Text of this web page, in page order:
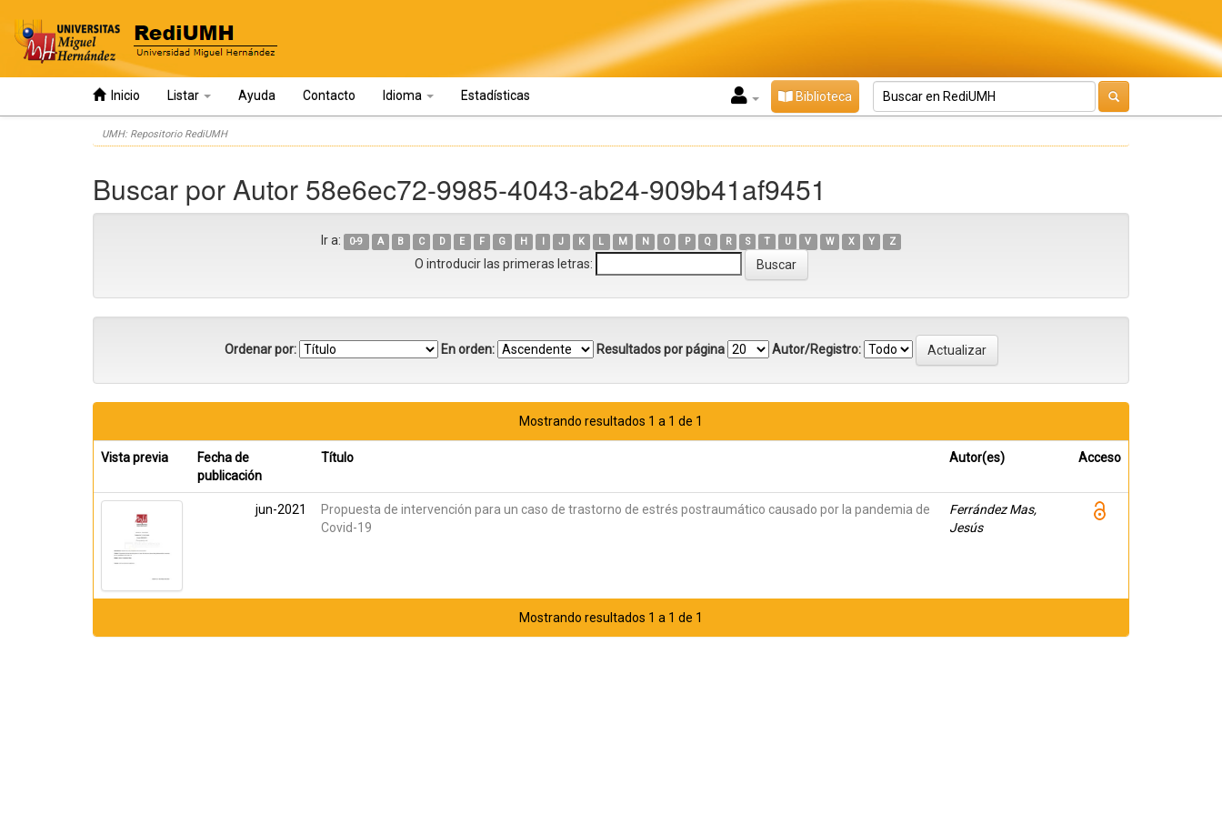
Inicio Listar Ayuda Contacto Idioma Estadísticas Biblioteca
UMH: Repositorio RediUMH
Buscar por Autor 58e6ec72-9985-4043-ab24-909b41af9451
Ir a: 0-9 A B C D E F G H I J K L M N O P Q R S T U V W X Y Z
O introducir las primeras letras:
Ordenar por: En orden: Resultados por página Autor/Registro:
Mostrando resultados 1 a 1 de 1
Vista previa
Fecha de
publicación
Título Autor(es) Acceso
jun-2021
Propuesta de intervención para un caso de trastorno de estrés postraumático causado por la pandemia de
Covid-19
Ferrández Mas,
Jesús
Mostrando resultados 1 a 1 de 1